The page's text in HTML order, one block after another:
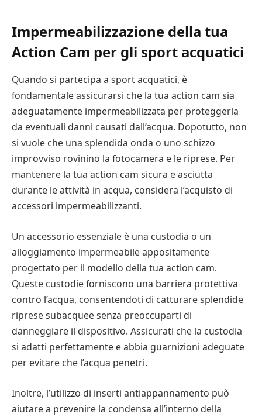
Impermeabilizzazione della tua
Action Cam per gli sport acquatici
Quando si partecipa a sport acquatici, è
fondamentale assicurarsi che la tua action cam sia
adeguatamente impermeabilizzata per proteggerla
da eventuali danni causati dall’acqua. Dopotutto, non
si vuole che una splendida onda o uno schizzo
improvviso rovinino la fotocamera e le riprese. Per
mantenere la tua action cam sicura e asciutta
durante le attività in acqua, considera l’acquisto di
accessori impermeabilizzanti.
Un accessorio essenziale è una custodia o un
alloggiamento impermeabile appositamente
progettato per il modello della tua action cam.
Queste custodie forniscono una barriera protettiva
contro l’acqua, consentendoti di catturare splendide
riprese subacquee senza preoccuparti di
danneggiare il dispositivo. Assicurati che la custodia
si adatti perfettamente e abbia guarnizioni adeguate
per evitare che l’acqua penetri.
Inoltre, l’utilizzo di inserti antiappannamento può
aiutare a prevenire la condensa all’interno della